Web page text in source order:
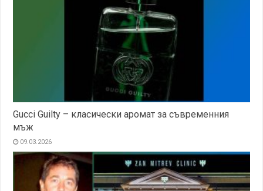
Gucci Guilty – класически аромат за съвременния
мъж
09.03.2026